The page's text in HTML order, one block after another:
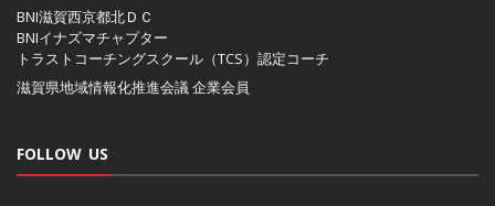
BNI滋賀西京都北ＤＣ
BNIイナズマチャプター
トラストコーチングスクール（TCS）認定コーチ
滋賀県地域情報化推進会議企業会員
FOLLOW US